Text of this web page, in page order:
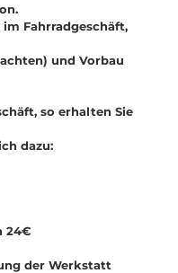
Fahrradgeschäft,
und Vorbau
so erhalten Sie
dazu:
24€
der Werkstatt